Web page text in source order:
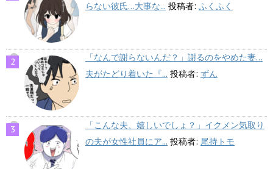
らない彼氏…大事な... 投稿者: ふくふく
「なんで謝らないんだ？」謝るのをやめた妻…
夫がたどり着いた『... 投稿者: ずん
「こんな夫、嬉しいでしょ？」イクメン気取り
の夫が女性社員にア... 投稿者: 尾持トモ